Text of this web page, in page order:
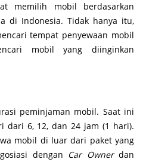
memilih mobil berdasarkan
di Indonesia. Tidak hanya itu,
tempat penyewaan mobil
mobil yang diinginkan
peminjaman mobil. Saat ini
dari 6, 12, dan 24 jam (1 hari).
mobil di luar dari paket yang
dengan Car Ownerdan